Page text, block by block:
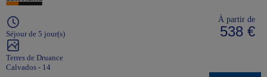
Séjour de 5 jour(s)
Terres de Druance
Calvados - 14
À partir de
538 €